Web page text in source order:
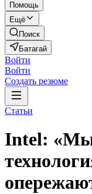
Помощь
Ещё
Поиск
Батагай
Войти
Войти
Создать резюме
Статьи
Intel: «Мы